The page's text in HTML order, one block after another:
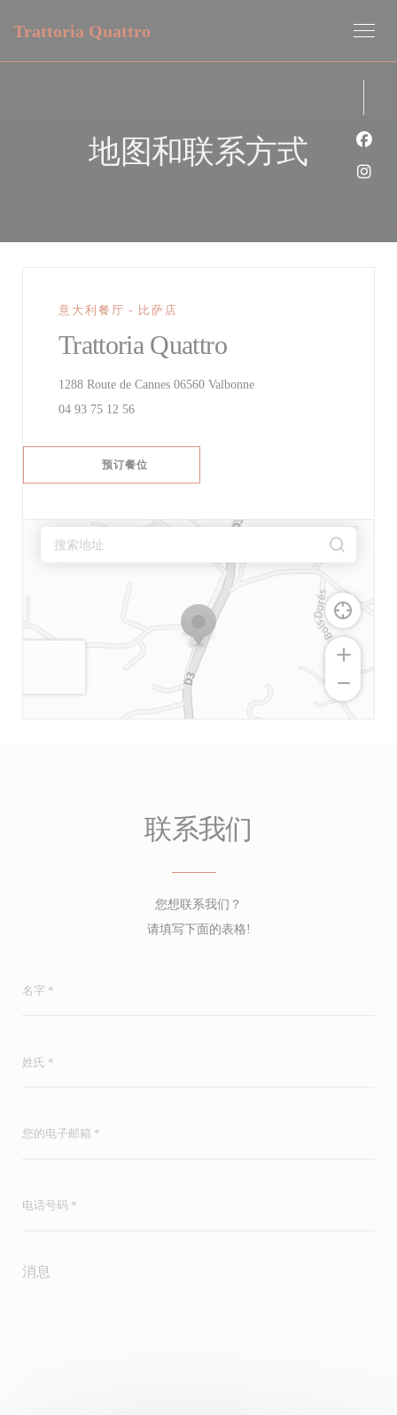
Trattoria Quattro
地图和联系方式
意大利餐厅 - 比萨店
Trattoria Quattro
1288 Route de Cannes 06560 Valbonne((在新窗口中打开))
04 93 75 12 56
预订餐位
联系我们
您想联系我们？
请填写下面的表格!